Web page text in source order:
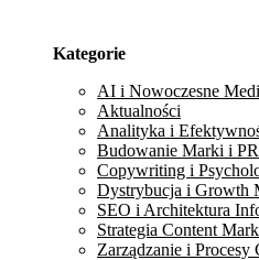
Kategorie
AI i Nowoczesne
Aktualności
Analityka i
Budowanie Marki i PR
Copywriting i
Dystrybucja i Growth
SEO i Architektura
Strategia Content
Zarządzanie i Procesy